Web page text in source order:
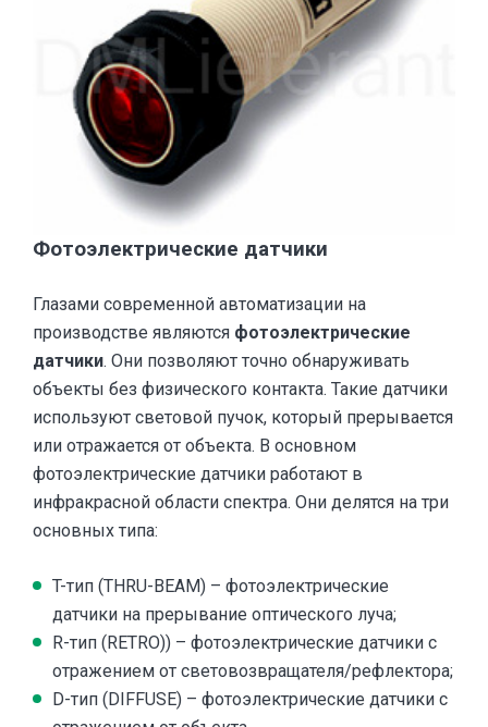
Фотоэлектрические датчики
Глазами современной автоматизации на
производстве являются фотоэлектрические
датчики. Они позволяют точно обнаруживать
объекты без физического контакта. Такие датчики
используют световой пучок, который прерывается
или отражается от объекта. В основном
фотоэлектрические датчики работают в
инфракрасной области спектра. Они делятся на три
основных типа:
T-тип (THRU-BEAM) – фотоэлектрические
датчики на прерывание оптического луча;
R-тип (RETRO)) – фотоэлектрические датчики с
отражением от световозвращателя/рефлектора;
D-тип (DIFFUSE) – фотоэлектрические датчики с